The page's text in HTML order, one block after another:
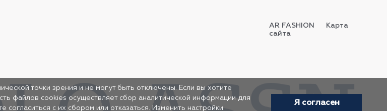
AR FASHION
Карта
сайта
точки зрения и не могут быть отключены. Если вы хотите
файлов cookies осуществляет сбор аналитической информации для
с их сбором или отказаться. Изменить настройки
Я согласен